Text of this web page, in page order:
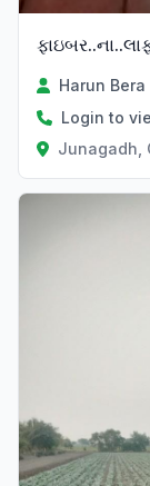
Harun Bera
Login to
Junagadh,